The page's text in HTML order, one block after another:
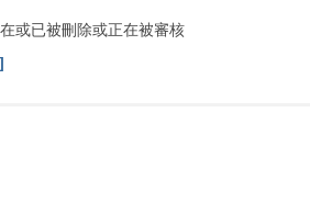
索
或已被刪除或正在被審核